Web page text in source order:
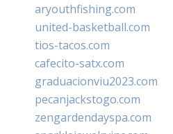
aryouthfishing.com
united-basketball.com
tios-tacos.com
cafecito-satx.com
graduacionviu2023.com
pecanjackstogo.com
zengardendayspa.com